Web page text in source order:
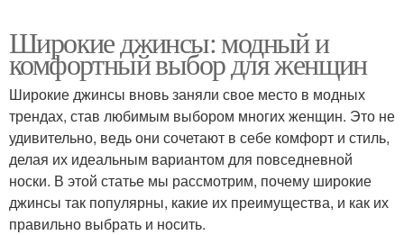
Широкие джинсы: модный и
комфортный выбор для женщин
Широкие джинсы вновь заняли свое место в модных
трендах, став любимым выбором многих женщин. Это не
удивительно, ведь они сочетают в себе комфорт и стиль,
делая их идеальным вариантом для повседневной
носки. В этой статье мы рассмотрим, почему широкие
джинсы так популярны, какие их преимущества, и как их
правильно выбрать и носить.